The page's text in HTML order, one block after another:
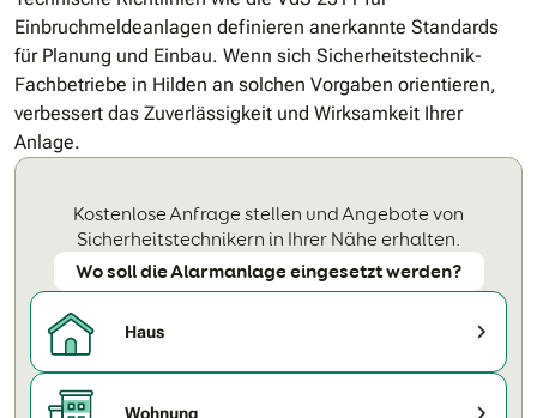
Einbruchmeldeanlagen definieren anerkannte Standards
für Planung und Einbau. Wenn sich Sicherheitstechnik-
Fachbetriebe in Hilden an solchen Vorgaben orientieren,
verbessert das Zuverlässigkeit und Wirksamkeit Ihrer
Anlage.
Kostenlose Anfrage stellen und Angebote von
Sicherheitstechnikern in Ihrer Nähe erhalten.
Wo soll die Alarmanlage eingesetzt werden?
Haus
Wohnung